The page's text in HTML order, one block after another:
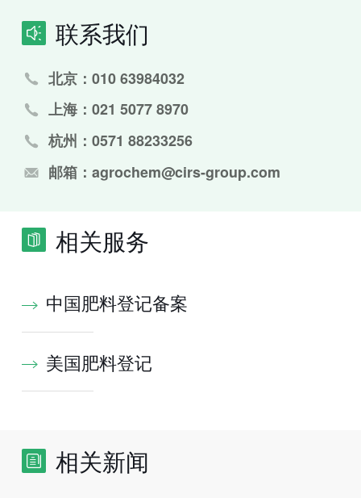
联系我们
北京：010 63984032
上海：021 5077 8970
杭州：0571 88233256
邮箱：agrochem@cirs-group.com
相关服务
中国肥料登记备案
美国肥料登记
相关新闻